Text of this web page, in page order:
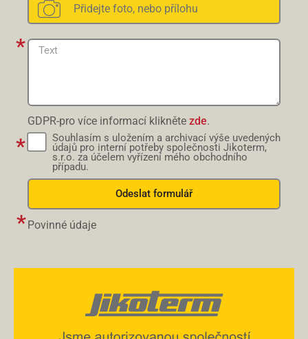
GDPR-pro více informací klikněte zde.
Souhlasím s uložením a archivací výše uvedených
údajů pro interní potřeby společnosti Jikoterm,
s.r.o. za účelem vyřízení mého obchodního
případu.
Odeslat formulář
Povinné údaje